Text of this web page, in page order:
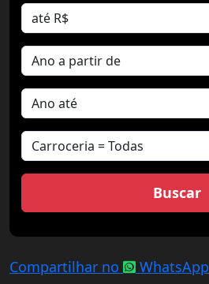
Compartilhar no WhatsApp